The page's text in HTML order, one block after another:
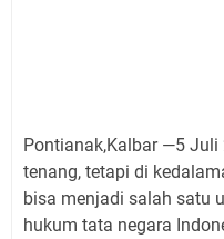
Pontianak,Kalbar —5 Juli
tenang, tetapi di
bisa menjadi salah satu
hukum tata negara